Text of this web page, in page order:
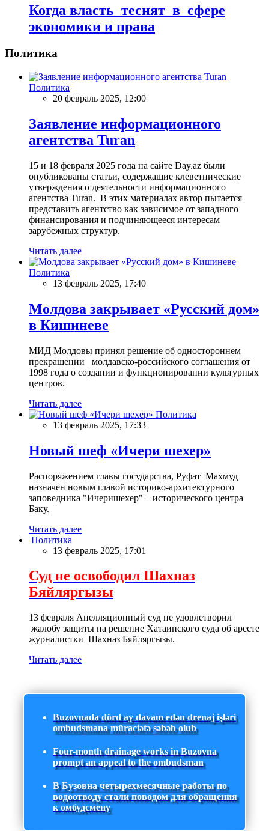
Когда власть теснят в сфере
экономики и права
Политика
Политика
20 февраль 2025, 12:00
Заявление информационного
агентства Turan
15 и 18 февраля 2025 года на сайте Day.az были
опубликованы статьи, содержащие клеветнические
утверждения о деятельности информационного
агентства Turan. В этих материалах автор пытается
представить агентство как зависимое от западного
финансирования и подчиняющееся интересам
зарубежных структур.
Читать далее
Политика
13 февраль 2025, 17:40
Молдова закрывает «Русский дом»
в Кишиневе
МИД Молдовы принял решение об одностороннем
прекращении молдавско-российского соглашения от
1998 года о создании и функционировании культурных
центров.
Читать далее
Политика
13 февраль 2025, 17:33
Новый шеф «Ичери шехер»
Распоряжением главы государства, Руфат Махмуд
назначен новым главой историко-архитектурного
заповедника "Ичеришехер" – исторического центра
Баку.
Читать далее
Политика
13 февраль 2025, 17:01
Суд не освободил Шахназ
Бяйляргызы
13 февраля Апелляционный суд не удовлетворил
жалобу защиты на решение Хатаинского суда об аресте
журналистки Шахназ Бяйляргызы.
Читать далее
Buzovnada dörd ay davam edən drenaj işləri
ombudsmana müraciətə səbəb olub
Four-month drainage works in Buzovna
prompt an appeal to the ombudsman
В Бузовна четырехмесячные работы по
водоотводу стали поводом для обращения
к омбудсмену